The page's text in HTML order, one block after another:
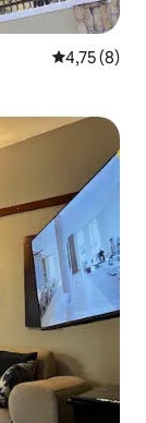
4,75 ud af
4,75 (8)